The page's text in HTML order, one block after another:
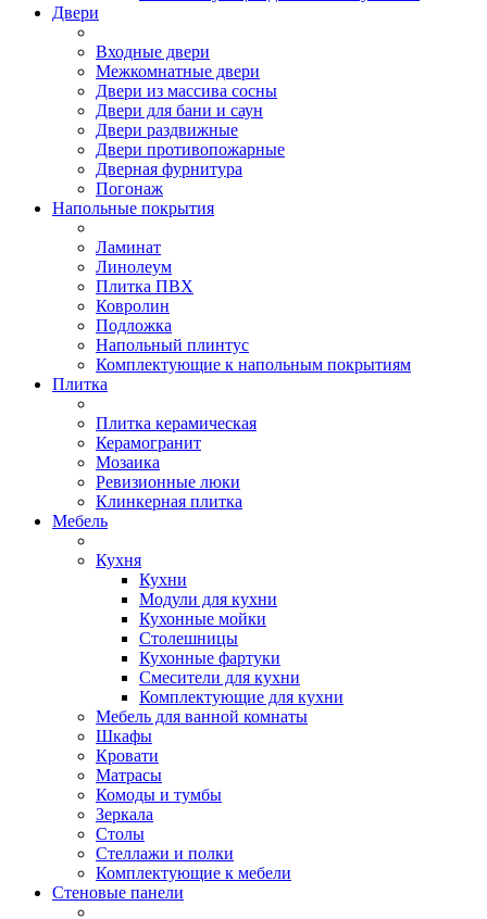
Двери
Входные двери
Межкомнатные двери
Двери из массива сосны
Двери для бани и саун
Двери раздвижные
Двери противопожарные
Дверная фурнитура
Погонаж
Напольные покрытия
Ламинат
Линолеум
Плитка ПВХ
Ковролин
Подложка
Напольный плинтус
Комплектующие к напольным покрытиям
Плитка
Плитка керамическая
Керамогранит
Мозаика
Ревизионные люки
Клинкерная плитка
Мебель
Кухня
Кухни
Модули для кухни
Кухонные мойки
Столешницы
Кухонные фартуки
Смесители для кухни
Комплектующие для кухни
Мебель для ванной комнаты
Шкафы
Кровати
Матрасы
Комоды и тумбы
Зеркала
Столы
Стеллажи и полки
Комплектующие к мебели
Стеновые панели